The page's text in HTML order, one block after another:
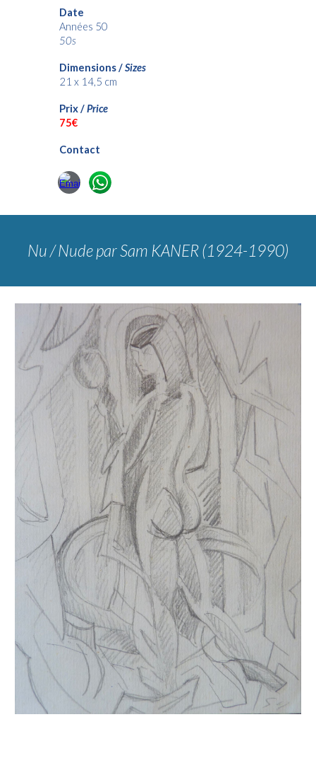
Date
Années 50
50s
Dimensions /Sizes
21 x 14,5 cm
Prix /Price
75€
Contact
Nu / Nudepar Sam KANER (1924-1990)